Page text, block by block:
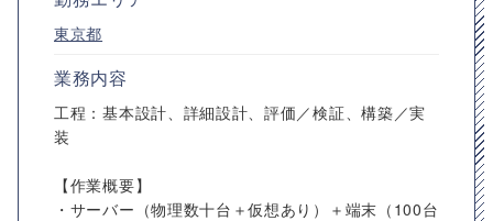
東京都
業務内容
工程：基本設計、詳細設計、評価／検証、構築／実
装
【作業概要】
・サーバー（物理数十台＋仮想あり）＋端末（100台